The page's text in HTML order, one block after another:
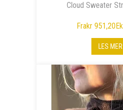
Cloud Sweater
Frakr 951,20
LES MER